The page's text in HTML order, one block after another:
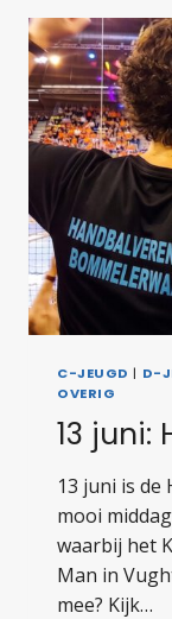
&
C-JEUGD | D-
OVERIG
13 juni:
13 juni is de
mooi
waarbij het
Man in
mee? Kijk…